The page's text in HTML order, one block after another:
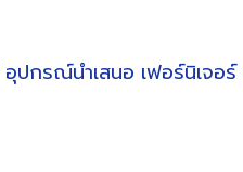
อุปกรณ์นำเสนอ เฟอร์นิเจอร์